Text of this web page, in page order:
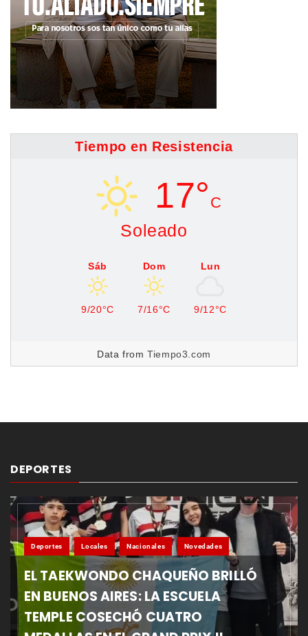
Tiempo en Resistencia
17° C
Soleado
Sáb
9/20°C
Dom
7/16°C
Lun
9/12°C
Data fromTiempo3.com
DEPORTES
Deportes Locales Nacionales Novedades
EL TAEKWONDO CHAQUEÑO BRILLÓ
EN BUENOS AIRES: LA ESCUELA
TEMPLE COSECHÓ CUATRO